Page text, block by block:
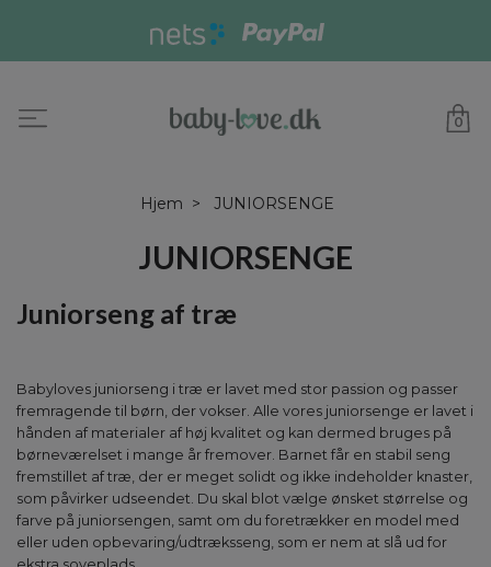
0
Hjem JUNIORSENGE
JUNIORSENGE
Juniorseng af træ
Babyloves juniorseng i træ er lavet med stor passion og passer
fremragende til børn, der vokser. Alle vores juniorsenge er lavet i
hånden af materialer af høj kvalitet og kan dermed bruges på
børneværelset i mange år fremover. Barnet får en stabil seng
fremstillet af træ, der er meget solidt og ikke indeholder knaster,
som påvirker udseendet. Du skal blot vælge ønsket størrelse og
farve på juniorsengen, samt om du foretrækker en model med
eller uden opbevaring/udtræksseng, som er nem at slå ud for